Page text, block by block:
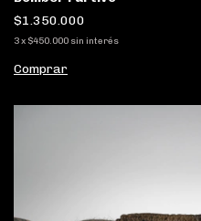
$1.350.000
3x $450.000 sin interés
Comprar